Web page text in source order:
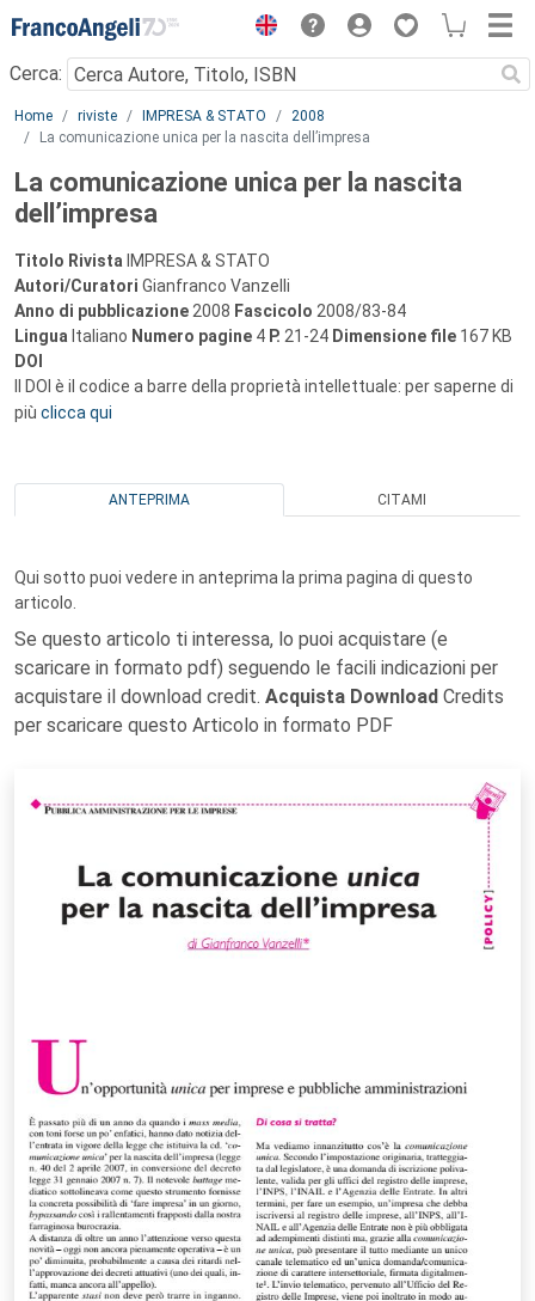
Menu
Cerca:
Main content
Home riviste IMPRESA & STATO
2008
La comunicazione unica per la nascita dell’impresa
La comunicazione unica per la nascita
dell’impresa
Titolo Rivista IMPRESA & STATO
Autori/Curatori Gianfranco Vanzelli
Anno di pubblicazione 2008 Fascicolo 2008/83-84
Lingua Italiano Numero pagine 4 P. 21-24 Dimensione file 167 KB
DOI
Il DOI è il codice a barre della proprietà intellettuale: per saperne di
più clicca qui
ANTEPRIMA CITAMI
Qui sotto puoi vedere in anteprima la prima pagina di questo
articolo.
Se questo articolo ti interessa, lo puoi acquistare (e
scaricare in formato pdf) seguendo le facili indicazioni per
acquistare il download credit. Acquista Download Credits
per scaricare questo Articolo in formato PDF